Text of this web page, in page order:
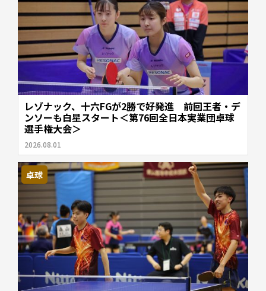
レゾナック、十六FGが2勝で好発進 前回王者・デ
ンソーも白星スタート＜第76回全日本実業団卓球
選手権大会＞
2026.08.01
卓球